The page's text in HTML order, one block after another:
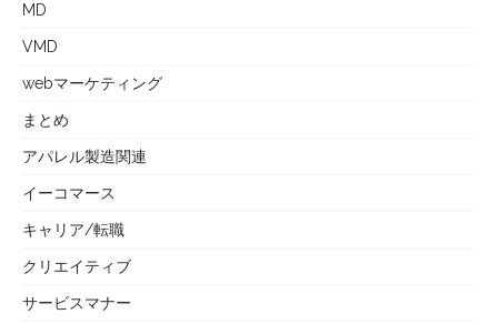
MD
VMD
webマーケティング
まとめ
アパレル製造関連
イーコマース
キャリア/転職
クリエイティブ
サービスマナー